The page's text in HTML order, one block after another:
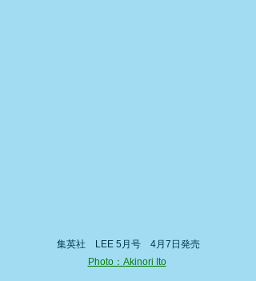
集英社　LEE 5月号　4月7日発売
Photo：Akinori Ito